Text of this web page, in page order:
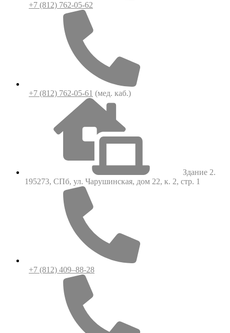
+7 (812) 762-05-62
+7 (812) 762-05-61 (мед. каб.)
Здание 2.
195273, СПб, ул. Чарушинская, дом 22, к. 2, стр. 1
+7 (812) 409–88-28